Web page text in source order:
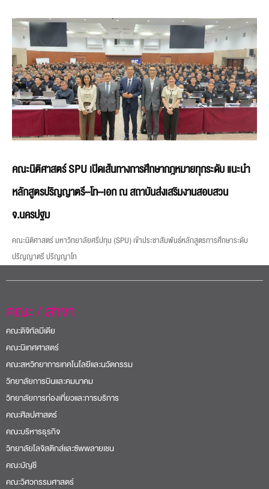
คณะนิติศาสตร์ SPU เปิดเส้นทางการศึกษากฎหมายทุกระดับ แนะนำ
หลักสูตรปริญญาตรี–โท–เอก ณ สถาบันส่งเสริมงานสอบสวน
จ.นครปฐม
คณะนิติศาสตร์ มหาวิทยาลัยศรีปทุม (SPU) เข้าประชาสัมพันธ์หลักสูตรการศึกษาระดับ
ปริญญาตรี ปริญญาโท
คณะ / สาขา
คณะดิจิทัลมีเดีย
คณะนิเทศศาสตร์
คณะสหวิทยาการเทคโนโลยีและนวัตกรรม
วิทยาลัยการบินและคมนาคม
วิทยาลัยการท่องเที่ยวและการบริการ
คณะศิลปศาสตร์
คณะบริหารธุรกิจ
วิทยาลัยโลจิสติกส์และซัพพลายเชน
คณะบัญชี
คณะวิศวกรรมศาสตร์